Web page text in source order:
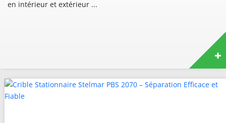
en intérieur et extérieur ...